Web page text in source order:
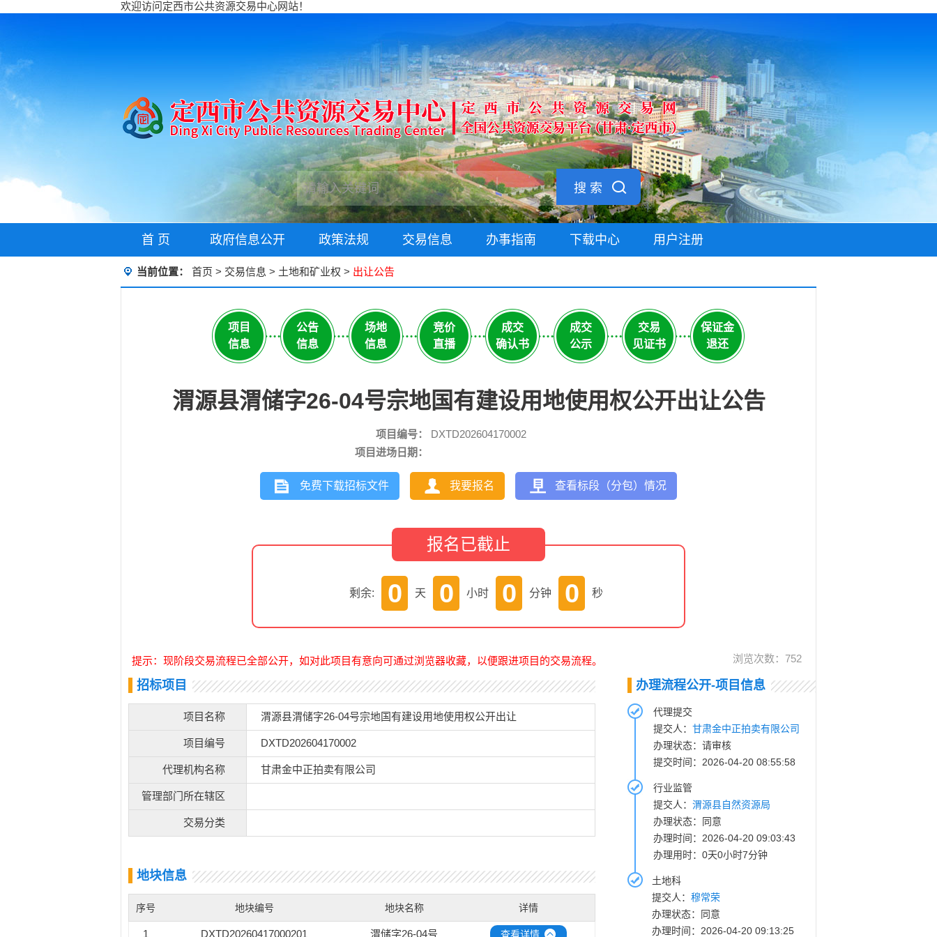
欢迎访问定西市公共资源交易中心网站！
搜 索
首 页 政府信息公开 政策法规 交易信息 办事指南 下载中心 用户注册
当前位置： 首页 > 交易信息 > 土地和矿业权 > 出让公告
项目
信息
公告
信息
场地
信息
竞价
直播
成交
确认书
成交
公示
交易
见证书
保证金
退还
渭源县渭储字26-04号宗地国有建设用地使用权公开出让公告
项目编号：
DXTD202604170002
项目进场日期：
免费下载招标文件 我要报名 查看标段（分包）情况
报名已截止
剩余: 0 天 0 小时 0 分钟 0 秒
提示：现阶段交易流程已全部公开，如对此项目有意向可通过浏览器收藏，以便跟进项目的交易流程。 浏览次数： 752
招标项目
项目名称 渭源县渭储字26-04号宗地国有建设用地使用权公开出让
项目编号 DXTD202604170002
代理机构名称 甘肃金中正拍卖有限公司
管理部门所在辖区
交易分类
地块信息
序号 地块编号 地块名称 详情
1 DXTD20260417000201 渭储字26-04号 查看详情
办理流程公开-项目信息
代理提交
提交人： 甘肃金中正拍卖有限公司
办理状态：请审核
提交时间：2026-04-20 08:55:58
行业监管
提交人： 渭源县自然资源局
办理状态：同意
办理时间：2026-04-20 09:03:43
办理用时：0天0小时7分钟
土地科
提交人： 穆常荣
办理状态：同意
办理时间：2026-04-20 09:13:25